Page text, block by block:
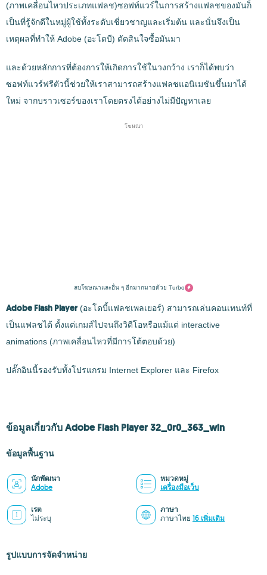
(ภาพเคลื่อนไหวประเภทแฟลช)ซอฟท์แวร์ในการสร้างแฟลชของมันก็
เป็นที่รู้จักดีในหมู่ผู้ใช้ทั้งระดับเชี่ยวชาญและเริ่มต้น และนั่นจึงเป็น
เหตุผลที่ทำให้ Adobe (อะโดบี) ตัดสินใจซื้อมันมา
และด้วยหลักการที่ต้องการให้เกิดการใช้ในวงกว้าง เราก็ได้พบว่า
ซอฟท์แวร์ฟรีตัวนี้ช่วยให้เราสามารถสร้างแฟลชแอนิเมชันขึ้นมาได้
ใหม่ จากบราวเซอร์ของเราโดยตรงได้อย่างไม่มีปัญหาเลย
โฆษณา
ลบโฆษณาและอื่น ๆ อีกมากมายด้วย Turbo
Adobe Flash Player(อะโดบี้แฟลชเพลเยอร์) สามารถเล่นคอนเทนท์ที่
เป็นแฟลชได้ ตั้งแต่เกมส์ไปจนถึงวิดีโอหรือแม้แต่ interactive
animations (ภาพเคลื่อนไหวที่มีการโต้ตอบด้วย)
ปลั๊กอินนี้รองรับทั้งโปรแกรม Internet Explorer และ Firefox
ข้อมูลเกี่ยวกับ Adobe Flash Player 32_0r0_363_win
ข้อมูลพื้นฐาน
นักพัฒนา
Adobe
หมวดหมู่
เครื่องมือเว็บ
เรต
ไม่ระบุ
ภาษา
ภาษาไทย 16 เพิ่มเติม
รูปแบบการจัดจำหน่าย